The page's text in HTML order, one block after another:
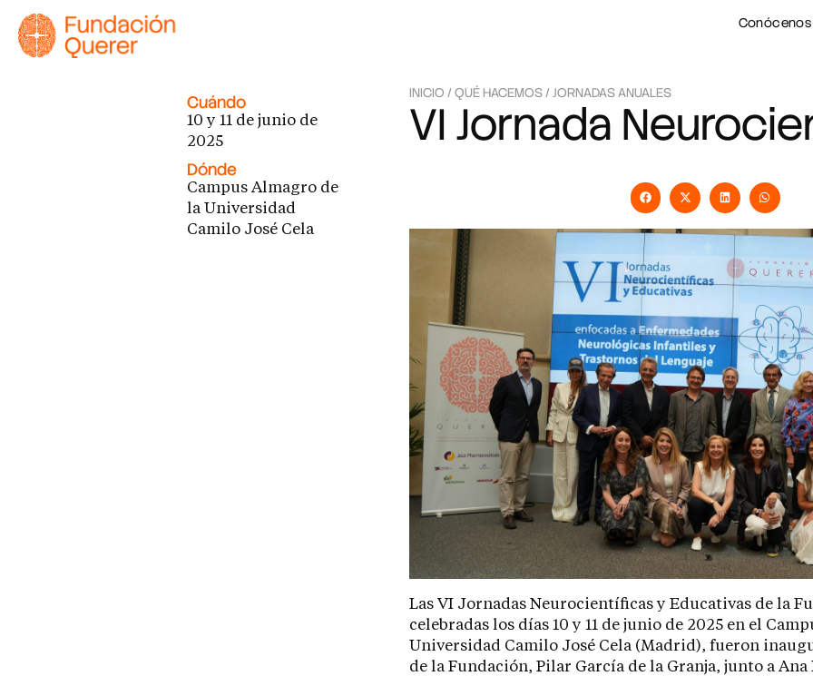
Conócenos
Cuándo
10 y 11 de junio de
2025
Dónde
Campus Almagro de
la Universidad
Camilo José Cela
INICIO /QUÉ HACEMOS/JORNADAS ANUALES
VI Jornada
Las VI Jornadas Neurocientíficas y Educativas de la
celebradas los días 10 y 11 de junio de 2025 en el
Universidad Camilo José Cela (Madrid), fueron
de la Fundación, Pilar García de la Granja, junto a